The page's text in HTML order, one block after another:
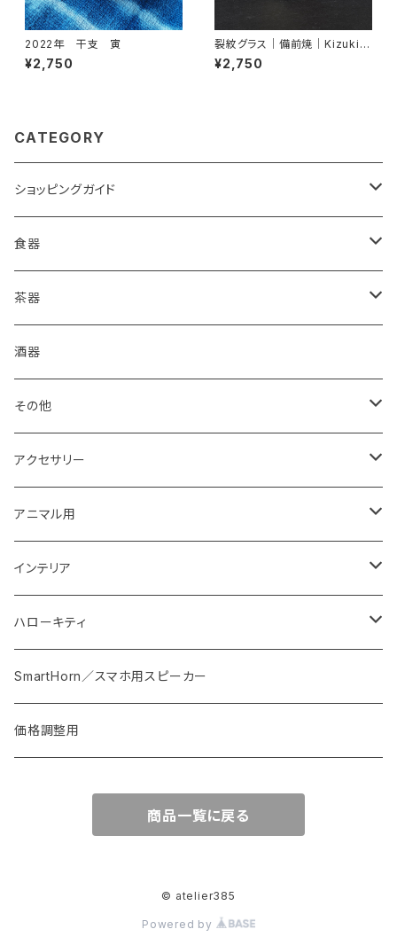
2022年 干支 寅
¥2,750
裂紋グラス｜備前焼｜Kizuki
Miyako｜末石窯
¥2,750
CATEGORY
ショッピングガイド
包装
ご購入前に必ずお読みください
箱・送料について
食器
皿
コーヒードリッパー
グラス・湯呑
食器セット
丼・鉢
茶器
抹茶盌
煎茶碗
湯冷まし
酒器
その他
箸置き
マドラー
おはじき
紐
スプーン・フォーク・カトラリー
アクセサリー
イヤリング・ノンホール
ピアス
ストラップ
ブローチ
アニマル用
梟用水入れ
インテリア
ウエルカムプレート
花器
椅子・テーブル
ハローキティ
皿
バッグ
SmartHorn／スマホ用スピーカー
価格調整用
商品一覧に戻る
© atelier385
Powered by